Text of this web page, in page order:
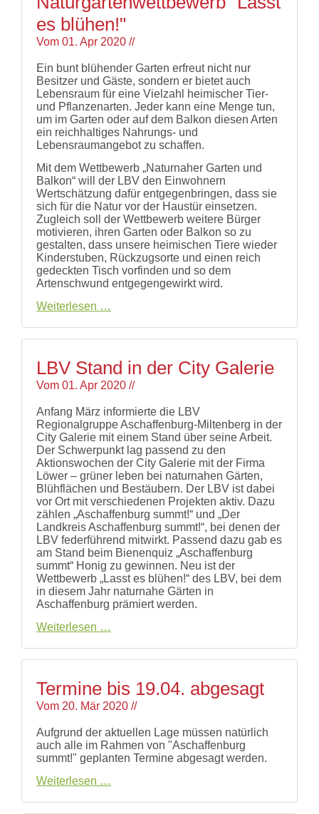
Wildbienen
Wildbienenarten
Gefährdung
Literatur
Gärtnern
Allgemein
Biologische
es blühen!"
Vom 01. Apr 2020 //
Ein bunt blühender Garten erfreut nicht nur
Besitzer und Gäste, sondern er bietet auch
Lebensraum für eine Vielzahl heimischer Tier-
und Pflanzenarten. Jeder kann eine Menge tun,
um im Garten oder auf dem Balkon diesen Arten
ein reichhaltiges Nahrungs- und
Lebensraumangebot zu schaffen.
Mit dem Wettbewerb „Naturnaher Garten und
Balkon“ will der LBV den Einwohnern
Wertschätzung dafür entgegenbringen, dass sie
sich für die Natur vor der Haustür einsetzen.
Zugleich soll der Wettbewerb weitere Bürger
motivieren, ihren Garten oder Balkon so zu
gestalten, dass unsere heimischen Tiere wieder
Kinderstuben, Rückzugsorte und einen reich
gedeckten Tisch vorfinden und so dem
Artenschwund entgegengewirkt wird.
Weiterlesen …
es
LBV Stand in der City Galerie
Vom 01. Apr 2020 //
Anfang März informierte die LBV
Regionalgruppe Aschaffenburg-Miltenberg in der
City Galerie mit einem Stand über seine Arbeit.
Der Schwerpunkt lag passend zu den
Aktionswochen der City Galerie mit der Firma
Löwer – grüner leben bei naturnahen Gärten,
Blühflächen und Bestäubern. Der LBV ist dabei
vor Ort mit verschiedenen Projekten aktiv. Dazu
zählen „Aschaffenburg summt!“ und „Der
Landkreis Aschaffenburg summt!“, bei denen der
LBV federführend mitwirkt. Passend dazu gab es
am Stand beim Bienenquiz „Aschaffenburg
summt“ Honig zu gewinnen. Neu ist der
Wettbewerb „Lasst es blühen!“ des LBV, bei dem
in diesem Jahr naturnahe Gärten in
Aschaffenburg prämiert werden.
Weiterlesen …
in
Galerie
Termine bis 19.04. abgesagt
Vom 20. Mär 2020 //
Aufgrund der aktuellen Lage müssen natürlich
auch alle im Rahmen von "Aschaffenburg
summt!" geplanten Termine abgesagt werden.
Weiterlesen …
19.04.